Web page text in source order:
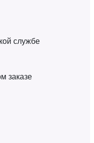
службе
заказе